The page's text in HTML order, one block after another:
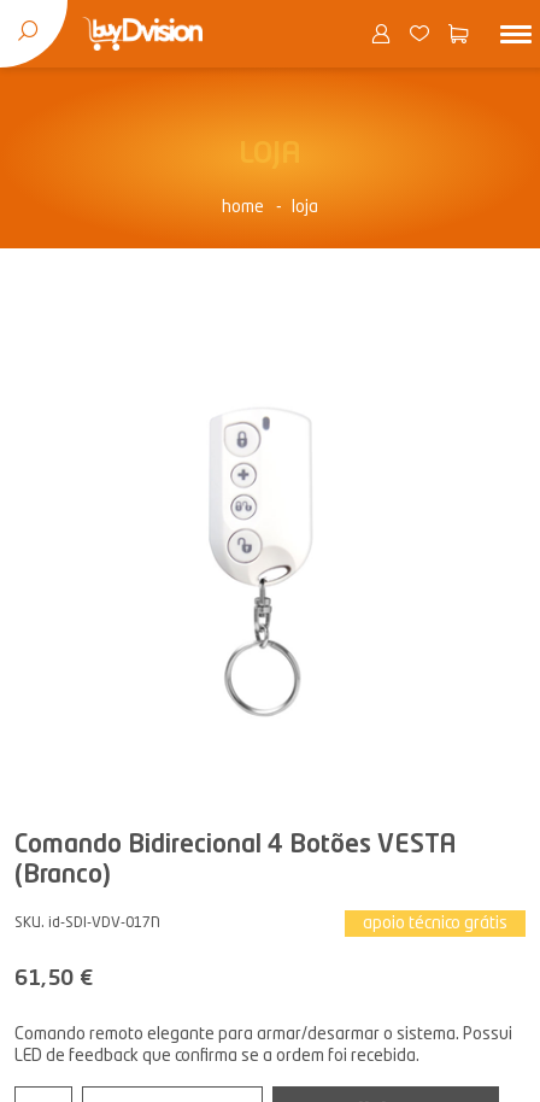
home loja
Comando Bidirecional 4 Botões VESTA
(Branco)
SKU. id-SDI-VDV-017N apoio técnico grátis
61,50 €
Comando remoto elegante para armar/desarmar o sistema. Possui
LED de feedback que confirma se a ordem foi recebida.